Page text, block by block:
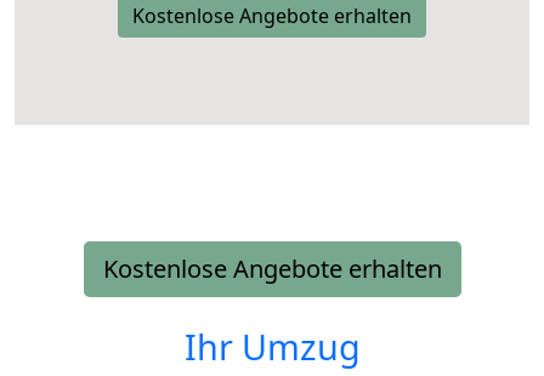
Kostenlose Angebote erhalten
Kostenlose Angebote erhalten
Ihr Umzug